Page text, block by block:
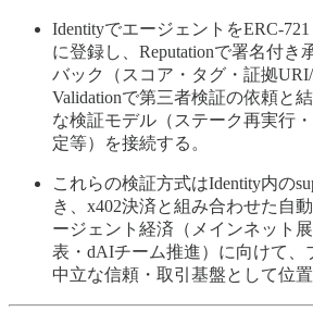
IdentityでエージェントをERC-
に登録し、Reputationで署名付き
バック（スコア・タグ・証拠
Validationで第三者検証の依頼と
な検証モデル（ステーク再実行
定等）を接続する。
これらの検証方式はIdentity内の
き、x402決済と組み合わせた自
ージェント経済（メインネット展
表・dAIチーム推進）に向けて、
中立な信頼・取引基盤として位置